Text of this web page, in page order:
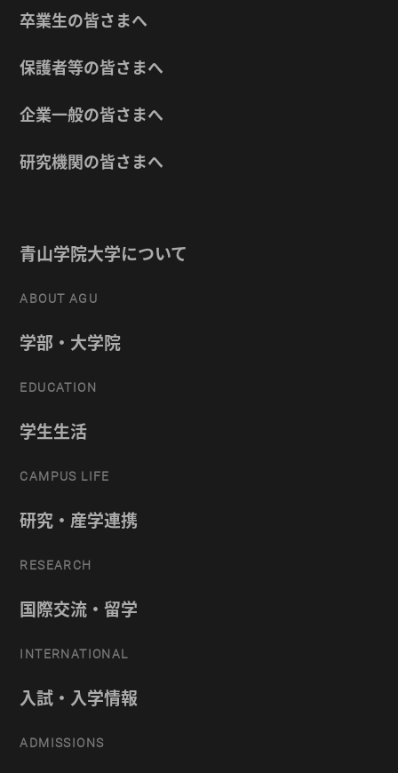
卒業生の皆さまへ
保護者等の皆さまへ
企業一般の皆さまへ
研究機関の皆さまへ
青山学院大学について
ABOUT AGU
学部・大学院
EDUCATION
学生生活
CAMPUS LIFE
研究・産学連携
RESEARCH
国際交流・留学
INTERNATIONAL
入試・入学情報
ADMISSIONS